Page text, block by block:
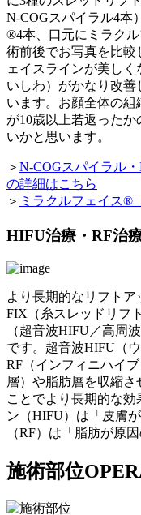
N-COGスパイラル4本
®4本、口元にミラク
術前後でお写真を比較
ェイスラインが美し
いしわ）がかなり改
います。お顔全体の
が10歳以上若返った
いかと思います。
＞ N-COGスパイラル
の詳細はこちら
＞ ミラクルフェイス®
HIFU治療・RF治
より長期的なリフト
FIX（糸スレッドリフ
（超音波HIFU／高周
です。超音波HIFU（
RF（インフィニハイ
層）や脂肪層を収縮
ことでより長期的な
ン（HIFU）は「皮膚
（RF）は「脂肪が原
施術部位